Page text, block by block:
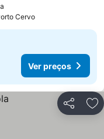
Cervo
Ver preços
Partilhar